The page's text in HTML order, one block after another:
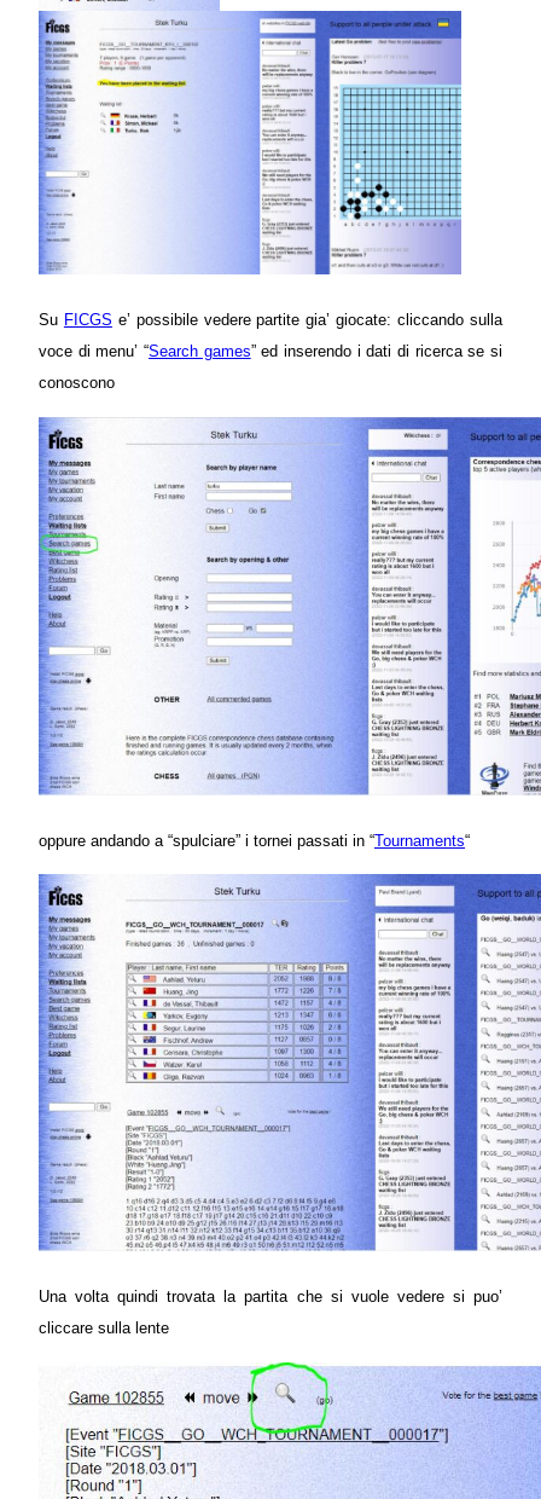
Su FICGS e’ possibile vedere partite gia’ giocate: cliccando sulla
voce di menu’ “Search games”ed inserendo i dati di ricerca se si
conoscono
oppure andando a “spulciare” i tornei passati in “Tournaments“
Una volta quindi trovata la partita che si vuole vedere si puo’
cliccare sulla lente